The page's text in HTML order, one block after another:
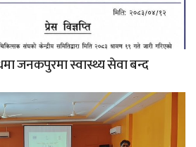
जनकपुरमा स्वास्थ्य सेवा बन्द